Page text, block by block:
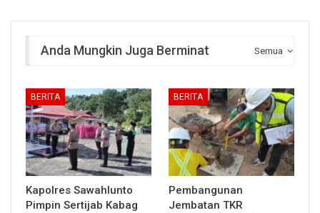
Semua
Anda Mungkin Juga Berminat
BERITA
Kapolres Sawahlunto
Pimpin Sertijab Kabag
BERITA
Pembangunan
Jembatan TKR